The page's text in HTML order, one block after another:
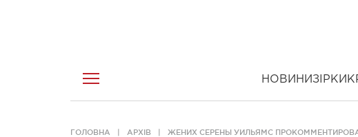
НОВИНИ ЗІРКИ
ГОЛОВНА АРХІВ ЖЕНИХ СЕРЕНЫ УИЛЬЯМС